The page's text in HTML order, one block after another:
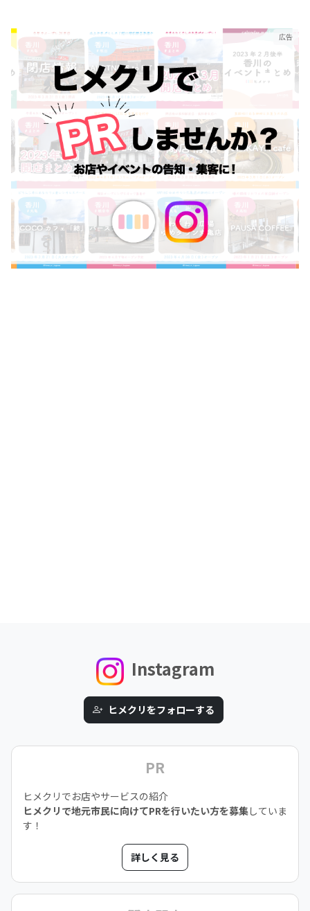
Instagram
ヒメクリをフォローする
PR
ヒメクリでお店やサービスの紹介
ヒメクリで地元市民に向けてPRを行いたい方を募集していま
す！
詳しく見る